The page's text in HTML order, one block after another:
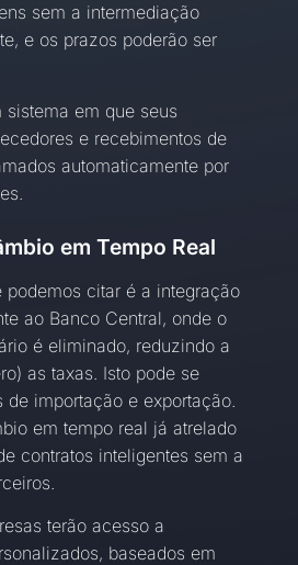
sem a intermediação
e os prazos poderão ser
sistema em que seus
e recebimentos de
automaticamente por
em Tempo Real
podemos citar é a integração
ao Banco Central, onde o
é eliminado, reduzindo a
as taxas. Isto pode se
importação e exportação.
em tempo real já atrelado
contratos inteligentes sem a
terão acesso a
baseados em